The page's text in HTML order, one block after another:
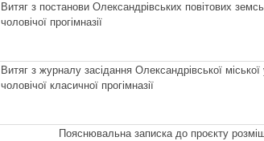
Витяг з постанови Олександрівських повітових
чоловічої прогімназії
Витяг з журналу засідання Олександрівської
чоловічої класичної прогімназії
Пояснювальна записка до проєкту